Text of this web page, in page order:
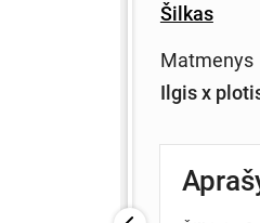
Šilkas
Matmenys
Ilgis x